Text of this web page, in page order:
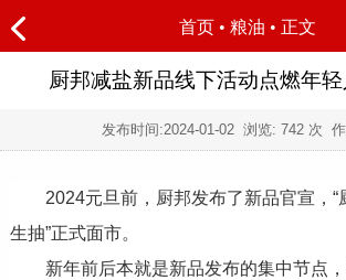
首页 • 粮油 • 正文
厨邦减盐新品线下活动点燃年
发布时间:2024-01-02 浏览: 742 次
2024元旦前，厨邦发布了新品官宣，“
生抽”正式面市。
新年前后本就是新品发布的集中节点